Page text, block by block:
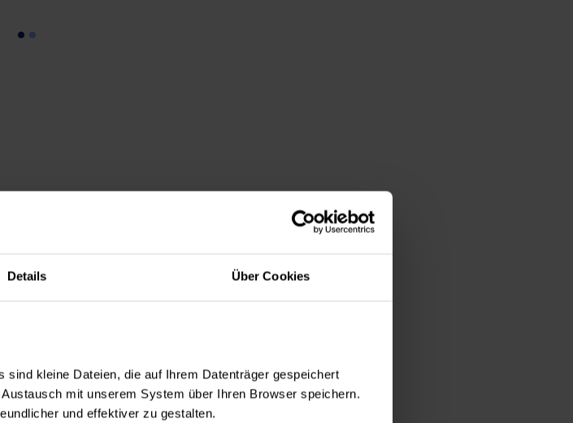
Details Über Cookies
kleine Dateien, die auf Ihrem Datenträger gespeichert
mit unserem System über Ihren Browser speichern.
und effektiver zu gestalten.
2003 Frau-
Mutter-